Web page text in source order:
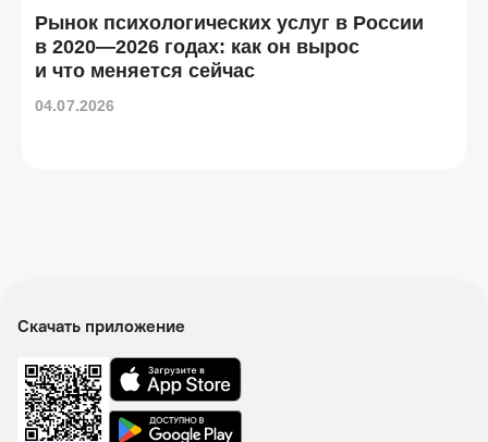
Рынок психологических услуг в России
в 2020—2026 годах: как он вырос
и что меняется сейчас
04.07.2026
Скачать приложение